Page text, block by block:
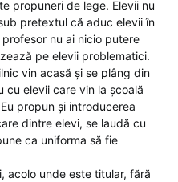
propuneri de lege. Elevii nu
pretextul că aduc elevii în
nu ai nicio putere
pe elevii problematici.
vin acasă și se plâng din
cu elevii care vin la școală
propun și introducerea
dintre elevi, se laudă cu
ca uniforma să fie
acolo unde este titular, fără